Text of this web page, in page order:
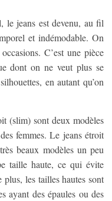
le jeans est devenu, au fil
et indémodable. On
C’est une pièce
dont on ne veut plus se
en autant qu’on
(slim) sont deux modèles
femmes. Le jeans étroit
beaux modèles un peu
taille haute, ce qui évite
les tailles hautes sont
ayant des épaules ou des